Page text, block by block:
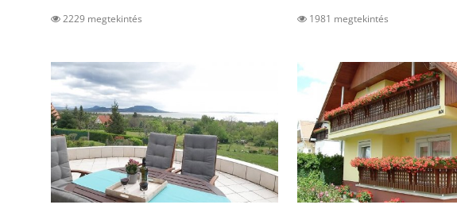
2229 megtekintés 1981 megtekintés